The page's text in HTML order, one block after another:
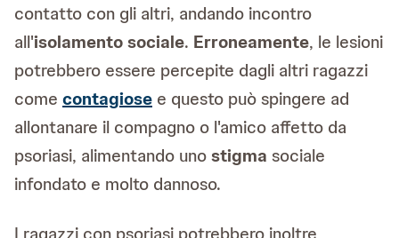
contatto con gli altri, andando incontro
all'isolamento sociale. Erroneamente, le lesioni
potrebbero essere percepite dagli altri ragazzi
come contagiose e questo può spingere ad
allontanare il compagno o l'amico affetto da
psoriasi, alimentando unostigma sociale
infondato e molto dannoso.
I ragazzi con psoriasi potrebbero inoltre